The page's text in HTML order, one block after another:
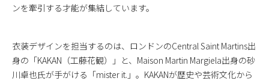
ンを牽引する才能が集結しています。
衣装デザインを担当するのは、ロンドンのCentral Saint Martins出
身の「KAKAN（工藤花観）」と、Maison Martin Margiela出身の砂
川卓也氏が手がける「mister it.」。KAKANが歴史や芸術文化から